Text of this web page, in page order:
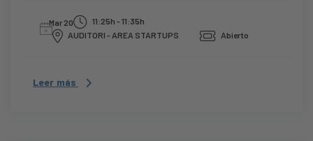
Mar 20
11:25h - 11:35h
AUDITORI - AREA STARTUPS
Abierto
Leer más